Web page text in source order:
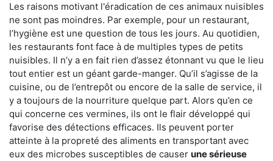
Les raisons motivant l'éradication de ces animaux nuisibles
ne sont pas moindres. Par exemple, pour un restaurant,
l’hygiène est une question de tous les jours. Au quotidien,
les restaurants font face à de multiples types de petits
nuisibles. Il n’y a en fait rien d’assez étonnant vu que le lieu
tout entier est un géant garde-manger. Qu’il s’agisse de la
cuisine, ou de l’entrepôt ou encore de la salle de service, il
y a toujours de la nourriture quelque part. Alors qu’en ce
qui concerne ces vermines, ils ont le flair développé qui
favorise des détections efficaces. Ils peuvent porter
atteinte à la propreté des aliments en transportant avec
eux des microbes susceptibles de causer une sérieuse